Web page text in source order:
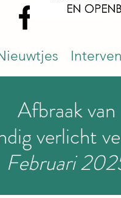
Afbraak van
verlicht
Februari